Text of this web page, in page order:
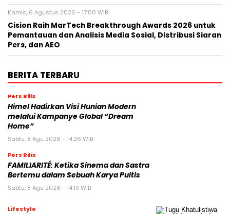
Kamis, 6 Agustus 2026 - 17:00 WIB
Cision Raih MarTech Breakthrough Awards 2026 untuk
Pemantauan dan Analisis Media Sosial, Distribusi Siaran
Pers, dan AEO
BERITA TERBARU
Pers Rilis
Himel Hadirkan Visi Hunian Modern
melalui Kampanye Global “Dream
Home”
Sabtu, 8 Agu 2026 - 14:26 WIB
Pers Rilis
FAMILIARITÉ: Ketika Sinema dan Sastra
Bertemu dalam Sebuah Karya Puitis
Sabtu, 8 Agu 2026 - 14:19 WIB
Lifestyle